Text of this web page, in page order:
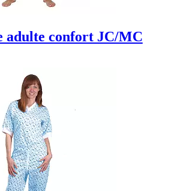
adulte confort JC/MC